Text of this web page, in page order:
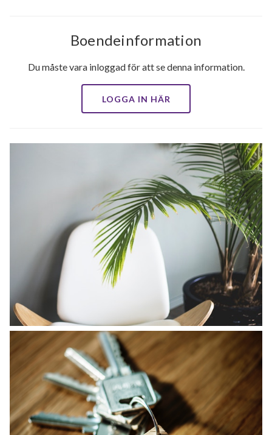
Boendeinformation
Du måste vara inloggad för att se denna information.
LOGGA IN HÄR